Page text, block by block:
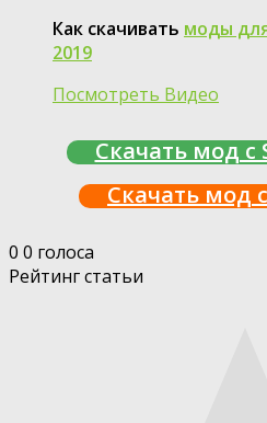
Как скачивать моды
2019
Посмотреть Видео
Скачать мод с
Скачать мод
0 0 голоса
Рейтинг статьи